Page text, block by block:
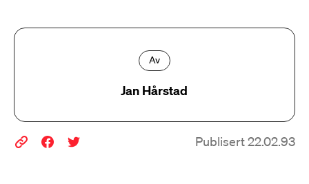
Av
Jan Hårstad
Publisert 22.02.93